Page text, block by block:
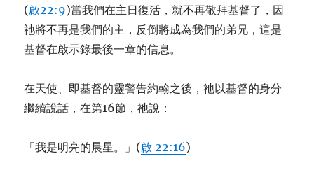
(啟22:9)當我們在主日復活，就不再敬拜基督了，因
祂將不再是我們的主，反倒將成為我們的弟兄，這是
基督在啟示錄最後一章的信息。
在天使、即基督的靈警告約翰之後，祂以基督的身分
繼續說話，在第16節，祂說：
「我是明亮的晨星。」(啟 22:16)